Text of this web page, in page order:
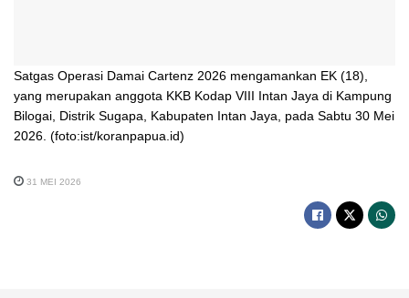
Satgas Operasi Damai Cartenz 2026 mengamankan EK (18),
yang merupakan anggota KKB Kodap VIII Intan Jaya di Kampung
Bilogai, Distrik Sugapa, Kabupaten Intan Jaya, pada Sabtu 30 Mei
2026. (foto:ist/koranpapua.id)
31 MEI 2026